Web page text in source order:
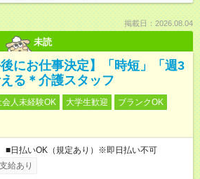
掲載日：2026.08.04
未読
にお仕事決定】「時短」「週3
る＊介護スタッフ
会人未経験OK 大学生歓迎
ブランクOK
日払いOK（規定あり）※即日払い不可
給あり